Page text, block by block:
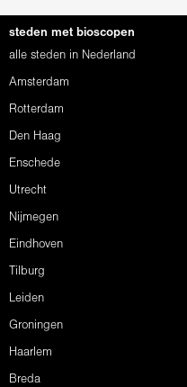
steden met bioscopen
alle steden in Nederland
Amsterdam
Rotterdam
Den Haag
Enschede
Utrecht
Nijmegen
Eindhoven
Tilburg
Leiden
Groningen
Haarlem
Breda